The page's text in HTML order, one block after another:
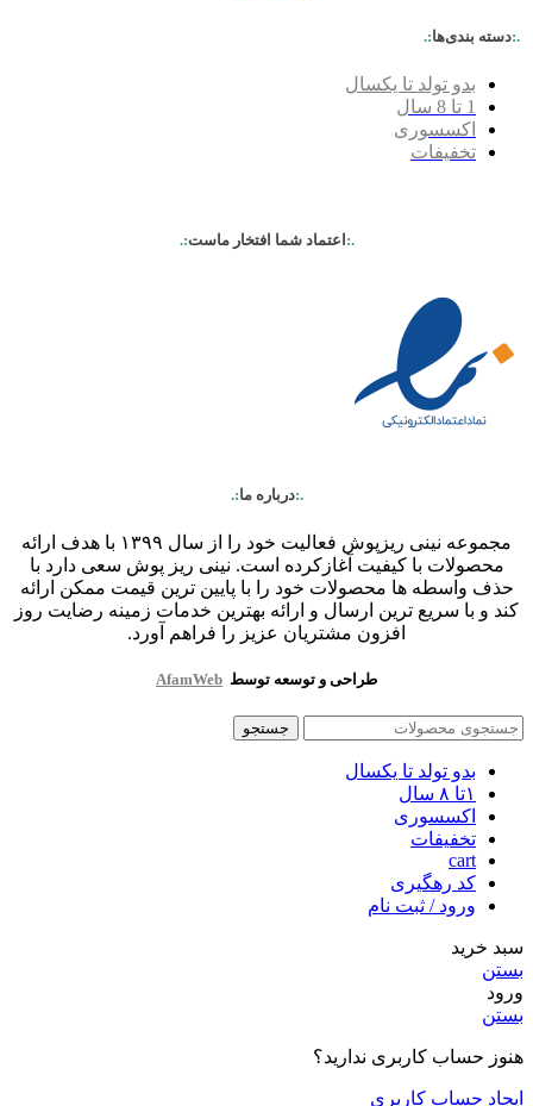
.:دسته بندی‌ها:.
بدو تولد تا یکسال
1 تا 8 سال
اکسسوری
تخفیفات
.:اعتماد شما افتخار ماست:.
.:درباره ما:.
مجموعه نینی ریزپوش فعالیت خود را از سال ۱۳۹۹ با هدف ارائه
محصولات با کیفیت آغازکرده است. نینی ریز پوش سعی دارد با
حذف واسطه ها محصولات خود را با پایین ترین قیمت ممکن ارائه
کند و با سریع ترین ارسال و ارائه بهترین خدمات زمینه رضایت روز
افزون مشتریان عزیز را فراهم آورد.
طراحی و توسعه توسط AfamWeb
جستجو
بدو تولد تا یکسال
۱تا ۸ سال
اکسسوری
تخفیفات
cart
کد رهگیری
ورود / ثبت نام
سبد خرید
بستن
ورود
بستن
هنوز حساب کاربری ندارید؟
ایجاد حساب کاربری